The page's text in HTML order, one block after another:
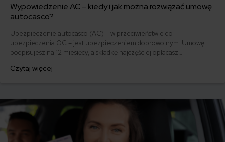
Wypowiedzenie AC – kiedy i jak można rozwiązać umowę
autocasco?
Ubezpieczenie autocasco (AC) – w przeciwieństwie do
ubezpieczenia OC – jest ubezpieczeniem dobrowolnym. Umowę
podpisujesz na 12 miesięcy, a składkę najczęściej opłacasz
ofertę lub zdecydowałeś się sprzedać samochód w trakcie trwania
Czytaj więcej